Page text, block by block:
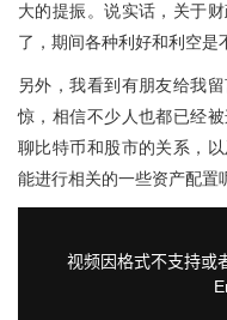
大的提振。说实话，关于
了，期间各种利好和利空是
另外，我看到有朋友给我
惊，相信不少人也都已经
聊比特币和股市的关系，
能进行相关的一些资产配置
视频因格式不支持或